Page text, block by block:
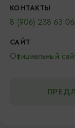
КОНТАКТЫ
8 (906) 238 63 06
САЙТ
Официальный